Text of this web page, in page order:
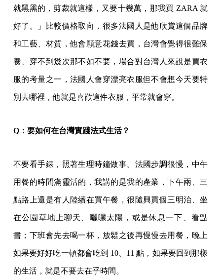
就黑黑的，剪裁就這樣，又要十幾萬，那我買 ZARA 就
好了。」比較價格取向，很多法國人是他欣賞這個品牌
和工藝、材質，他會願意花錢去買，台灣會覺得很難保
養、穿不到幾次那不如不要，場合對台灣人來說是買衣
服的考量之一，法國人會穿漂亮衣服但不會想今天要特
別去哪裡，他就是喜歡這件衣服，平常就會穿。
Q：要如何在台灣實踐法式生活？
不要看手錶，照著生理時鐘做事。法國步調很慢，中午
用餐的時間滿靈活的，我講的是我的產業，下午兩、三
點路上還是有人陸續在買午餐，很隨興買個三明治、坐
在公園草地上聊天、曬曬太陽，或是休息一下、看點
書；下班會先去喝一杯，放鬆之後再慢慢去用餐，晚上
如果要好好吃一頓都會吃到 10、11 點，如果要回到那樣
的生活，就是不要去在乎時間。